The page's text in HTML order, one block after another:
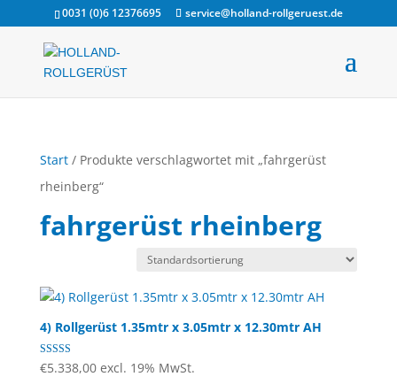
0031 (0)6 12376695 service@holland-rollgeruest.de
Start/ Produkte verschlagwortet mit „fahrgerüst
rheinberg“
fahrgerüst rheinberg
4) Rollgerüst 1.35mtr x 3.05mtr x 12.30mtr AH
Bewertet mit
4.71
€5.338,00 excl. 19% MwSt.